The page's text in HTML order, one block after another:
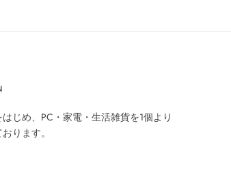
じめ、PC・家電・生活雑貨を1個より
ります。